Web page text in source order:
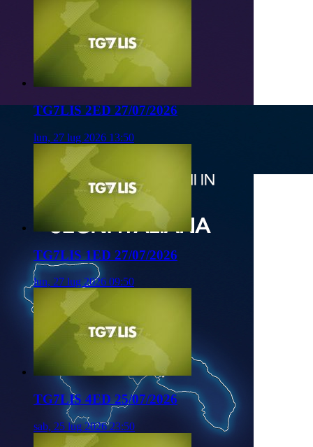
TG7LIS 2ED 27/07/2026
lun, 27 lug 2026 13:50
TG7LIS 1ED 27/07/2026
lun, 27 lug 2026 09:50
TG7LIS 4ED 25/07/2026
sab, 25 lug 2026 23:50